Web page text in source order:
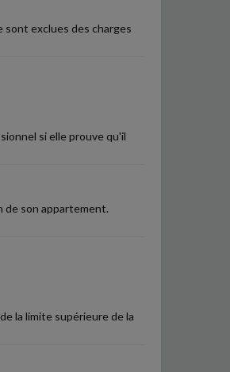
exclues des charges
si elle prouve qu'il
de son appartement.
la limite supérieure de la